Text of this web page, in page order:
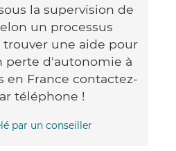
la supervision de
un processus
une aide pour
perte d'autonomie à
en France contactez-
téléphone !
par un conseiller